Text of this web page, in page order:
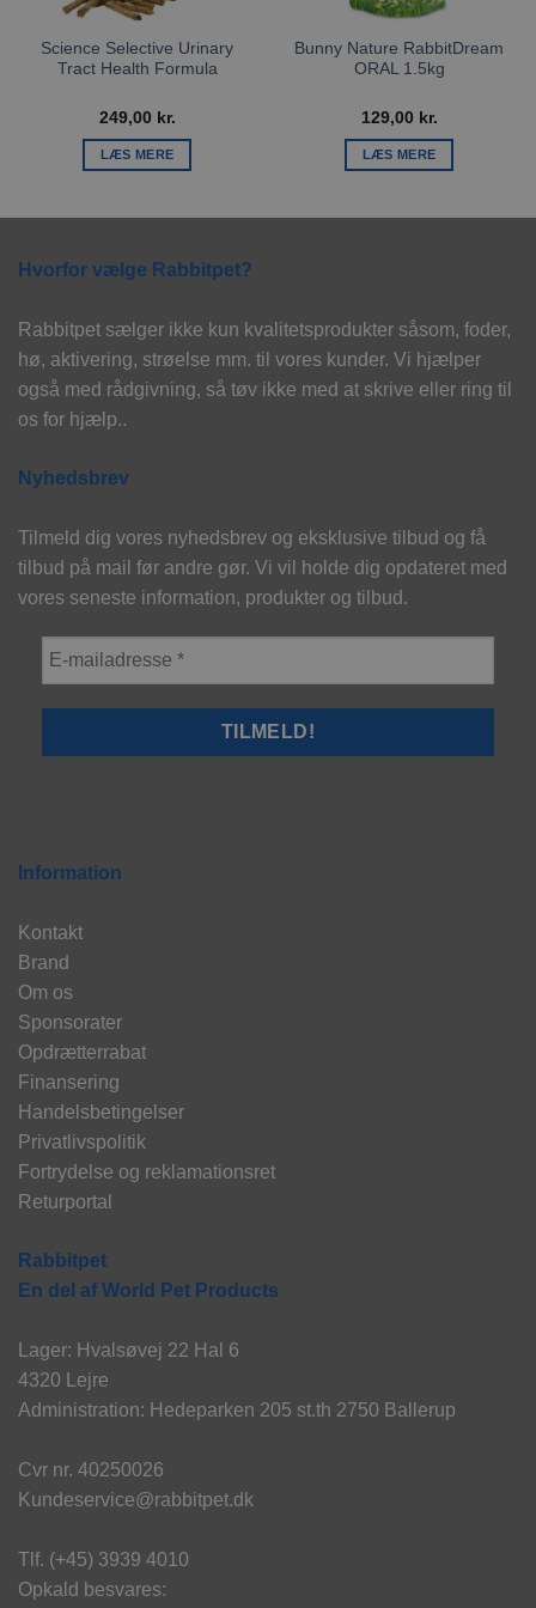
Science Selective Urinary
Tract Health Formula
249,00 kr.
LÆS MERE
Bunny Nature RabbitDream
ORAL 1.5kg
129,00 kr.
LÆS MERE
Hvorfor vælge Rabbitpet?
Rabbitpet sælger ikke kun kvalitetsprodukter såsom, foder,
hø, aktivering, strøelse mm. til vores kunder. Vi hjælper
også med rådgivning, så tøv ikke med at skrive eller ring til
os for hjælp..
Nyhedsbrev
Tilmeld dig vores nyhedsbrev og eksklusive tilbud og få
tilbud på mail før andre gør. Vi vil holde dig opdateret med
vores seneste information, produkter og tilbud.
Information
Kontakt
Brand
Om os
Sponsorater
Opdrætterrabat
Finansering
Handelsbetingelser
Privatlivspolitik
Fortrydelse og reklamationsret
Returportal
Rabbitpet
En del af World Pet Products
Lager: Hvalsøvej 22 Hal 6
4320 Lejre
Administration: Hedeparken 205 st.th 2750 Ballerup
Cvr nr. 40250026
Kundeservice@rabbitpet.dk
Tlf. (+45) 3939 4010
Opkald besvares: